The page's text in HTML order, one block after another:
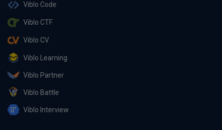
Viblo Code
Viblo CTF
Viblo CV
Viblo Learning
Viblo Partner
Viblo Battle
Viblo Interview